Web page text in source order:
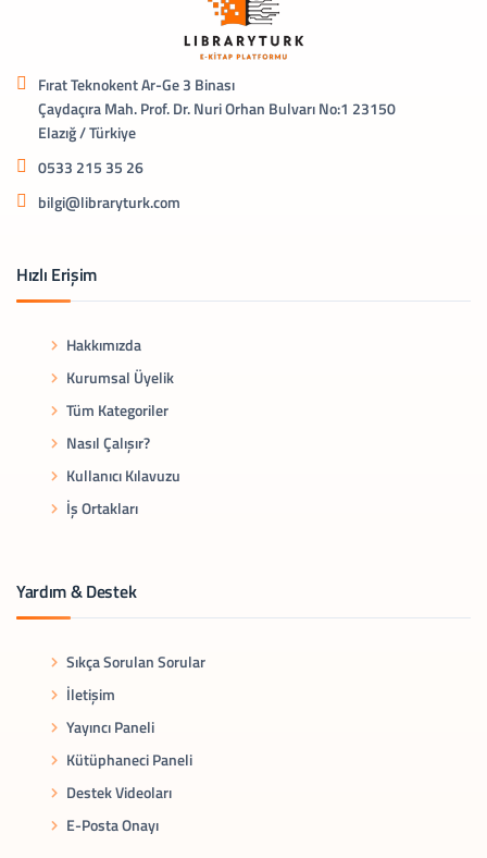
Fırat Teknokent Ar-Ge 3 Binası
Çaydaçıra Mah. Prof. Dr. Nuri Orhan Bulvarı No:1 23150
Elazığ / Türkiye
0533 215 35 26
bilgi@libraryturk.com
Hızlı Erişim
Hakkımızda
Kurumsal Üyelik
Tüm Kategoriler
Nasıl Çalışır?
Kullanıcı Kılavuzu
İş Ortakları
Yardım & Destek
Sıkça Sorulan Sorular
İletişim
Yayıncı Paneli
Kütüphaneci Paneli
Destek Videoları
E-Posta Onayı